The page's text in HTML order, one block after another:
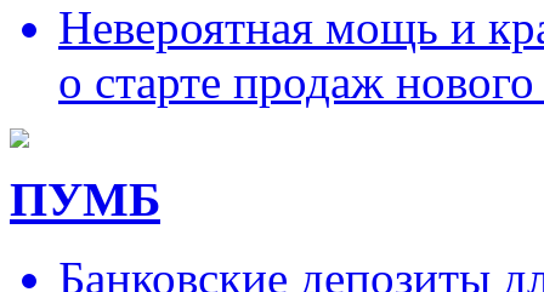
Невероятная мощь и
о старте продаж
ПУМБ
Банковские депозиты